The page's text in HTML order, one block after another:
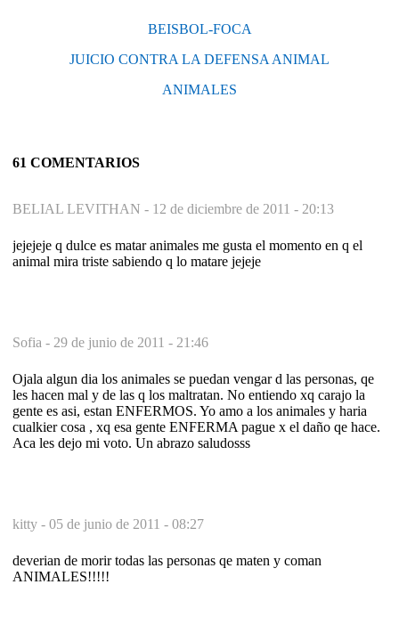
BEISBOL-FOCA
JUICIO CONTRA LA DEFENSA ANIMAL
ANIMALES
61 COMENTARIOS
BELIAL LEVITHAN - 12 de diciembre de 2011 - 20:13
jejejeje q dulce es matar animales me gusta el momento en q el
animal mira triste sabiendo q lo matare jejeje
Sofia - 29 de junio de 2011 - 21:46
Ojala algun dia los animales se puedan vengar d las personas, qe
les hacen mal y de las q los maltratan. No entiendo xq carajo la
gente es asi, estan ENFERMOS. Yo amo a los animales y haria
cualkier cosa , xq esa gente ENFERMA pague x el daño qe hace.
Aca les dejo mi voto. Un abrazo saludosss
kitty - 05 de junio de 2011 - 08:27
deverian de morir todas las personas qe maten y coman
ANIMALES!!!!!